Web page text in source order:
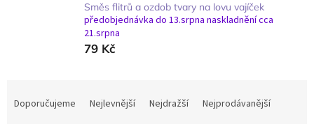
Směs flitrů a ozdob tvary na lovu vajíček
předobjednávka do 13.srpna naskladnění cca
21.srpna
79 Kč
aDoporučujeme Nejlevnější Nejdražší
Nejprodávanější